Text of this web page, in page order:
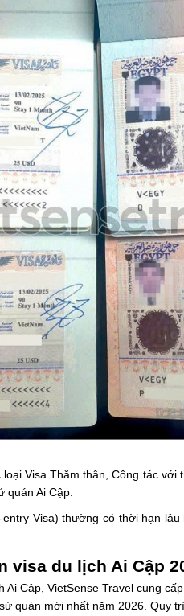
loại Visa Thăm thân, Công tác
quán Ai Cập.
Visa) thường có thời hạn
visa du lịch Ai Cập
Ai Cập, VietSense Travel cung
quán mới nhất năm 2026. Quy